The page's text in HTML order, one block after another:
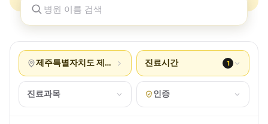
제주특별자치도 제주시 진료시간 1
진료과목 인증